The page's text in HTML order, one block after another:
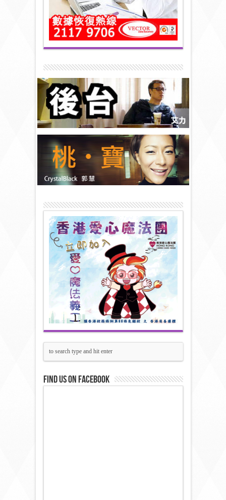
Find us on Facebook